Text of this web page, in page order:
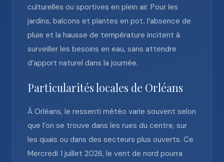
culturelles ou sportives en plein air. Pour les
jardins, balcons et plantes en pot, l’absence de
pluie et la hausse de température incitent à
surveiller les besoins en eau, sans attendre
d’apport naturel dans la journée.
Particularités locales de Orléans
À Orléans, le ressenti météo varie souvent selon
que l’on se trouve dans les rues du centre, sur
les quais ou dans des secteurs plus ouverts. Ce
Mercredi 1 juillet 2026, le vent de nord pourra